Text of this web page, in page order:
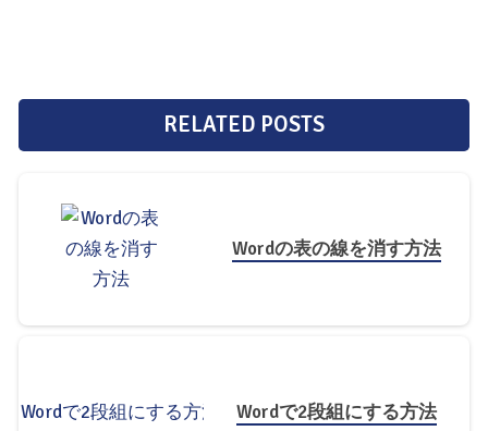
RELATED POSTS
Wordの表の線を消す方法
Wordで2段組にする方法